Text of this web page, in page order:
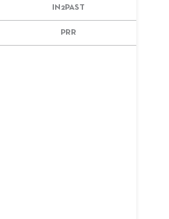
IN2PAST
PRR